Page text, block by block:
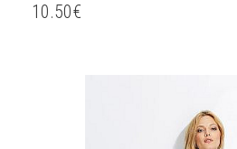
10.50€